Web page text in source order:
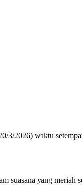
3/2026) waktu
suasana yang meriah